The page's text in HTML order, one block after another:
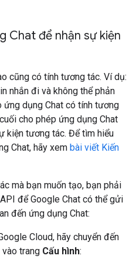
Chat để nhận sự kiện
cũng có tính tương tác. Ví dụ:
nhắn đi và không thể phản
ứng dụng Chat có tính tương
cho phép ứng dụng Chat
kiện tương tác. Để tìm hiểu
Chat, hãy xem bài viết Kiến
mà bạn muốn tạo, bạn phải
để Google Chat có thể gửi
đến ứng dụng Chat:
Cloud, hãy chuyển đến
trang Cấu hình: